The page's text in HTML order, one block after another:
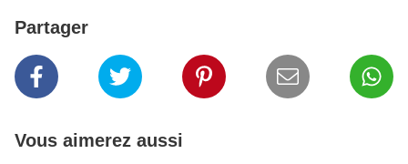
Partager
Vous aimerez aussi